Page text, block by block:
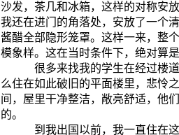
沙发，茶几和冰箱，这样的对称安
我还在进门的角落处，安放了一个
酱醋全部隐形笼罩。这样一来，整
模象样。这在当时条件下，绝对算
很多来找我的学生在经过楼
么住在如此破旧的平面楼里，悲怜
间，屋里干净整洁，敞亮舒适，他
的。
到我出国以前，我一直住在